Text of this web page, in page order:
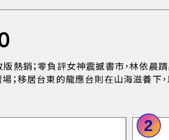
熱銷；零負評女神震撼書市，林依晨
場；移居台東的龍應台則在山海滋養下
2